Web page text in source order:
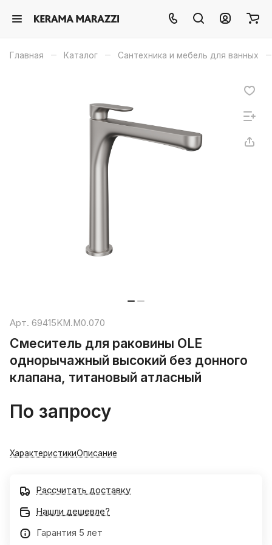
Главная – Каталог – Сантехника и мебель для ванных –
Арт. 69415KM.M0.070
Смеситель для раковины OLE
однорычажный высокий без донного
клапана, титановый атласный
По запросу
ХарактеристикиОписание
Рассчитать доставку
Нашли дешевле?
Гарантия 5 лет